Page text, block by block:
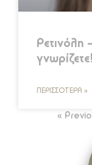
Ρετινόλη
γνωρίζετε!
ΠΕΡΙΣΣΌΤΕΡΑ »
«